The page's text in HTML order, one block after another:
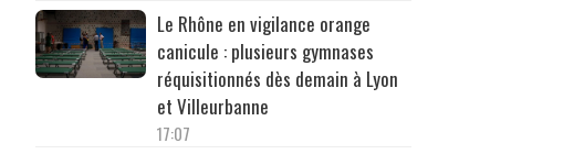
Le Rhône en vigilance orange
canicule : plusieurs gymnases
réquisitionnés dès demain à Lyon
et Villeurbanne
17:07